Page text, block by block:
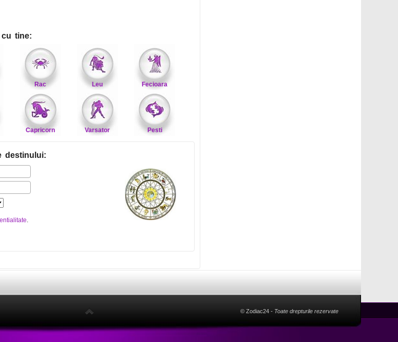
tine:
Rac Leu Fecioara
Capricorn Varsator Pesti
destinului:
.
© Zodiac24 - Toate drepturile rezervate